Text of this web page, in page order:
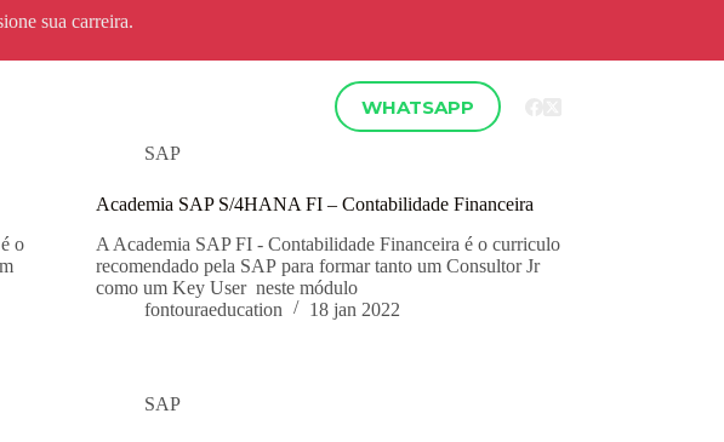
sua carreira.
WHATSAPP
o
SAP
Academia SAP S/4HANA FI – Contabilidade Financeira
A Academia SAP FI - Contabilidade Financeira é o curriculo
recomendado pela SAP para formar tanto um Consultor Jr
como um Key User neste módulo
fontouraeducation
18 jan 2022
SAP